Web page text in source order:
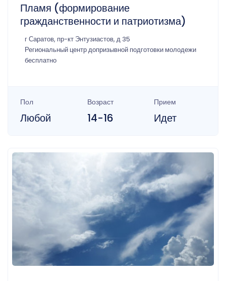
Пламя (формирование
гражданственности и патриотизма)
г Саратов, пр-кт Энтузиастов, д 35
Региональный центр допризывной подготовки молодежи
бесплатно
Пол
Любой
Возраст
14-16
Прием
Идет